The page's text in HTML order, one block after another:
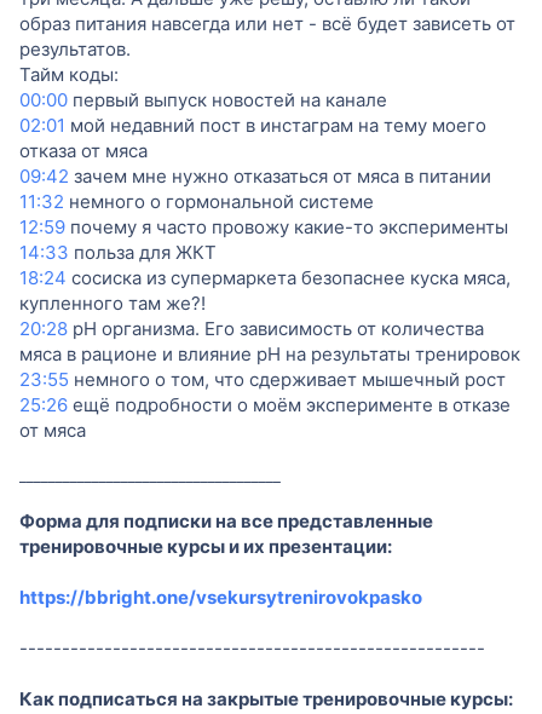
образ питания навсегда или нет - всё будет зависеть от
результатов.
Тайм коды:
00:00 первый выпуск новостей на канале
02:01 мой недавний пост в инстаграм на тему моего
отказа от мяса
09:42 зачем мне нужно отказаться от мяса в питании
11:32 немного о гормональной системе
12:59 почему я часто провожу какие-то эксперименты
14:33 польза для ЖКТ
18:24 сосиска из супермаркета безопаснее куска мяса,
купленного там же?!
20:28 рН организма. Его зависимость от количества
мяса в рационе и влияние рН на результаты тренировок
23:55 немного о том, что сдерживает мышечный рост
25:26 ещё подробности о моём эксперименте в отказе
от мяса
Форма для подписки на все представленные
тренировочные курсы и их презентации:
https://bbright.one/vsekursytrenirovokpasko
-------------------------------------------------------
Как подписаться на закрытые тренировочные курсы: